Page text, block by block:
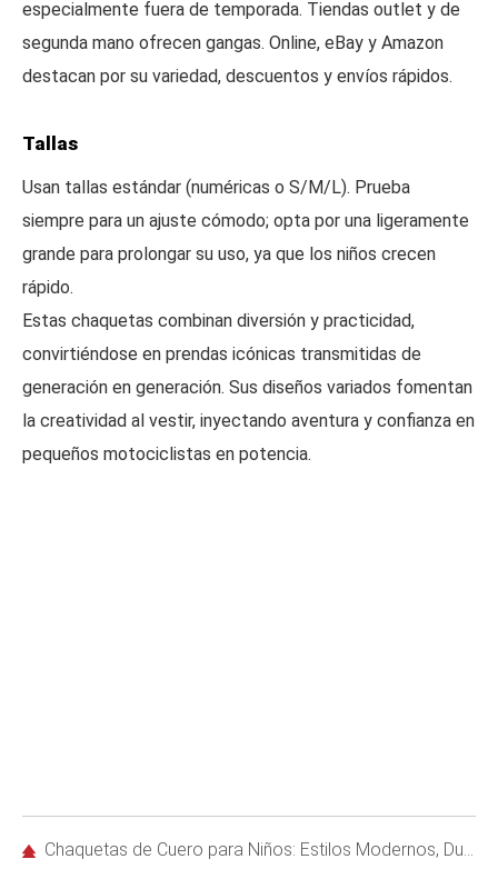
especialmente fuera de temporada. Tiendas outlet y de
segunda mano ofrecen gangas. Online, eBay y Amazon
destacan por su variedad, descuentos y envíos rápidos.
Tallas
Usan tallas estándar (numéricas o S/M/L). Prueba
siempre para un ajuste cómodo; opta por una ligeramente
grande para prolongar su uso, ya que los niños crecen
rápido.
Estas chaquetas combinan diversión y practicidad,
convirtiéndose en prendas icónicas transmitidas de
generación en generación. Sus diseños variados fomentan
la creatividad al vestir, inyectando aventura y confianza en
pequeños motociclistas en potencia.
Chaquetas de Cuero para Niños: Estilos Modernos, Duraderos y Divertidos